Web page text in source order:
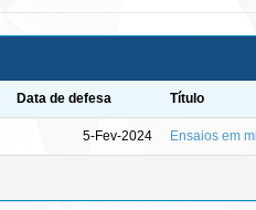
Data de defesa Título
5-Fev-2024 Ensaios em